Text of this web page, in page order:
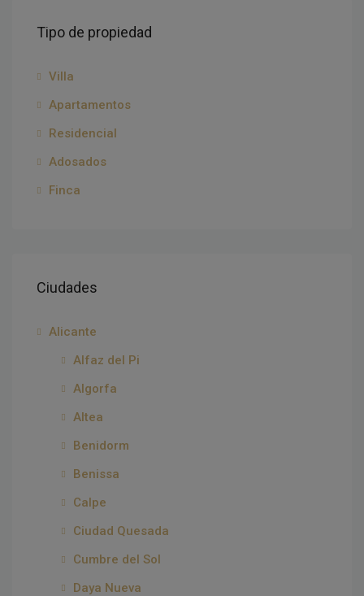
Tipo de propiedad
Villa
Apartamentos
Residencial
Adosados
Finca
Ciudades
Alicante
Alfaz del Pi
Algorfa
Altea
Benidorm
Benissa
Calpe
Ciudad Quesada
Cumbre del Sol
Daya Nueva